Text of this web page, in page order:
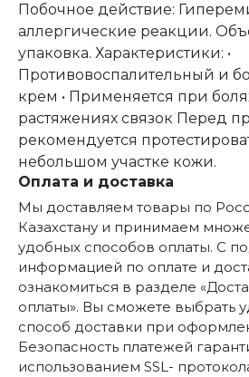
Побочное действие:
аллергические реакции.
упаковка. Характеристики: •
Противовоспалительный и
крем • Применяется при
растяжениях связок Перед
рекомендуется
небольшом участке кожи.
Оплата и доставка
Мы доставляем товары по
Казахстану и принимаем
удобных способов оплаты. С
информацией по оплате и
ознакомиться в разделе
оплаты». Вы сможете выбрать
способ доставки при
Безопасность платежей
использованием SSL-